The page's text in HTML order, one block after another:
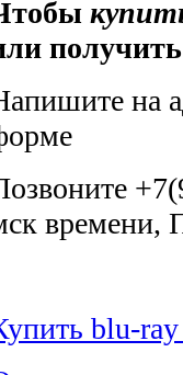
на
времени,
blu-ray